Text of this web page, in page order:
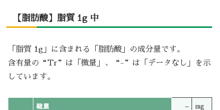
【脂肪酸】脂質 1g 中
「脂質 1g」に含まれる「脂肪酸」の成分量です。
含有量の“Tr”は「微量」、“-”は「データなし」を示
しています。
総量 – mg